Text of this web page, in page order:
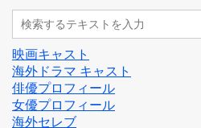
映画キャスト
海外ドラマ キャスト
俳優プロフィール
女優プロフィール
海外セレブ